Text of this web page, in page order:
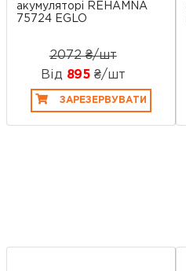
акумуляторі REHAMNA
75724 EGLO
2072 ₴/шт
Від 895 ₴/шт
ЗАРЕЗЕРВУВАТИ